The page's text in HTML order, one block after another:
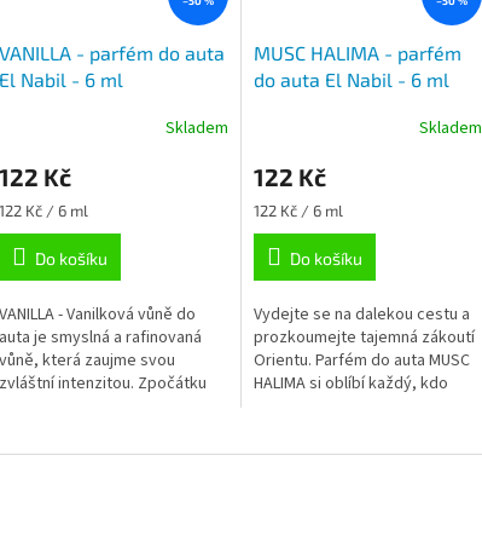
VANILLA - parfém do auta
El Nabil - 6 ml
Skladem
122 Kč
Měrná
cena:
122 Kč / 6 ml
Do košíku
VANILLA - Vanilková vůně do
auta je smyslná a rafinovaná
vůně, která zaujme svou
zvláštní intenzitou. Zpočátku
MUSC HALIMA - parfém
do auta El Nabil - 6 ml
Skladem
122 Kč
Měrná
cena:
122 Kč / 6 ml
Do košíku
Vydejte se na dalekou cestu a
prozkoumejte tajemná zákoutí
Orientu. Parfém do auta MUSC
HALIMA si oblíbí každý, kdo